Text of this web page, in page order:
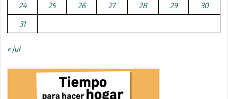
24 25 26 27 28 29 30
31
« Jul